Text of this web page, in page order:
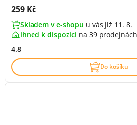
Cena s DPH:
259 Kč
Skladem v e-shopu u vás již 11. 8.
ihned k dispozici na 39 prodejnách
4.8
Do košíku